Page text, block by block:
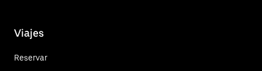
Viajes
Reservar